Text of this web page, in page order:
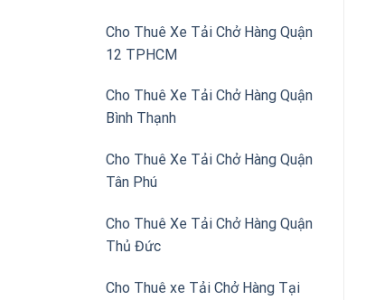
Cho Thuê Xe Tải Chở Hàng Quận
12 TPHCM
Cho Thuê Xe Tải Chở Hàng Quận
Bình Thạnh
Cho Thuê Xe Tải Chở Hàng Quận
Tân Phú
Cho Thuê Xe Tải Chở Hàng Quận
Thủ Đức
Cho Thuê xe Tải Chở Hàng Tại